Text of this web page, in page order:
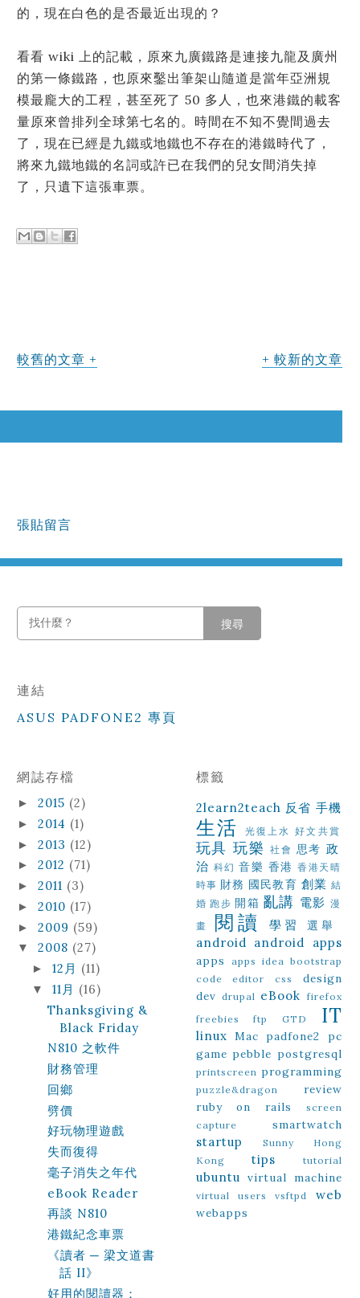
的，現在白色的是否最近出現的？
看看 wiki 上的記載，原來九廣鐵路是連接九龍及廣州
的第一條鐵路，也原來鑿出筆架山隨道是當年亞洲規
模最龐大的工程，甚至死了 50 多人，也來港鐵的載客
量原來曾排列全球第七名的。時間在不知不覺間過去
了，現在已經是九鐵或地鐵也不存在的港鐵時代了，
將來九鐵地鐵的名詞或許已在我們的兒女間消失掉
了，只遺下這張車票。
較舊的文章 較新的文章
張貼留言
搜尋
連結
ASUS PADFONE2 專頁
網誌存檔
►2015 (2)
►2014 (1)
►2013 (12)
►2012 (71)
►2011 (3)
►2010 (17)
►2009 (59)
▼2008 (27)
►12月 (11)
▼11月 (16)
Thanksgiving &
Black Friday
N810 之軟件
財務管理
回鄉
劈價
好玩物理遊戲
失而復得
毫子消失之年代
eBook Reader
再談 N810
港鐵紀念車票
《讀者 ─ 梁文道書
話 II》
好用的閱讀器：
標籤
2learn2teach 反省 手機
生活 光復上水 好文共賞
玩具 玩樂 社會 思考 政
治 科幻 音樂 香港 香港天晴
時事 財務 國民教育 創業 結
婚 跑步 開箱 亂講 電影 漫
畫
閱讀 學習 選舉
android android apps
apps apps idea bootstrap
code editor
css
design
dev drupal eBook firefox
freebies
ftp GTD IT
linux Mac padfone2
pc
game pebble postgresql
printscreen programming
puzzle&dragon
review
ruby on rails
screen
capture
smartwatch
startup
Sunny Hong
Kong
tips tutorial
ubuntu virtual machine
virtual users vsftpd web
webapps